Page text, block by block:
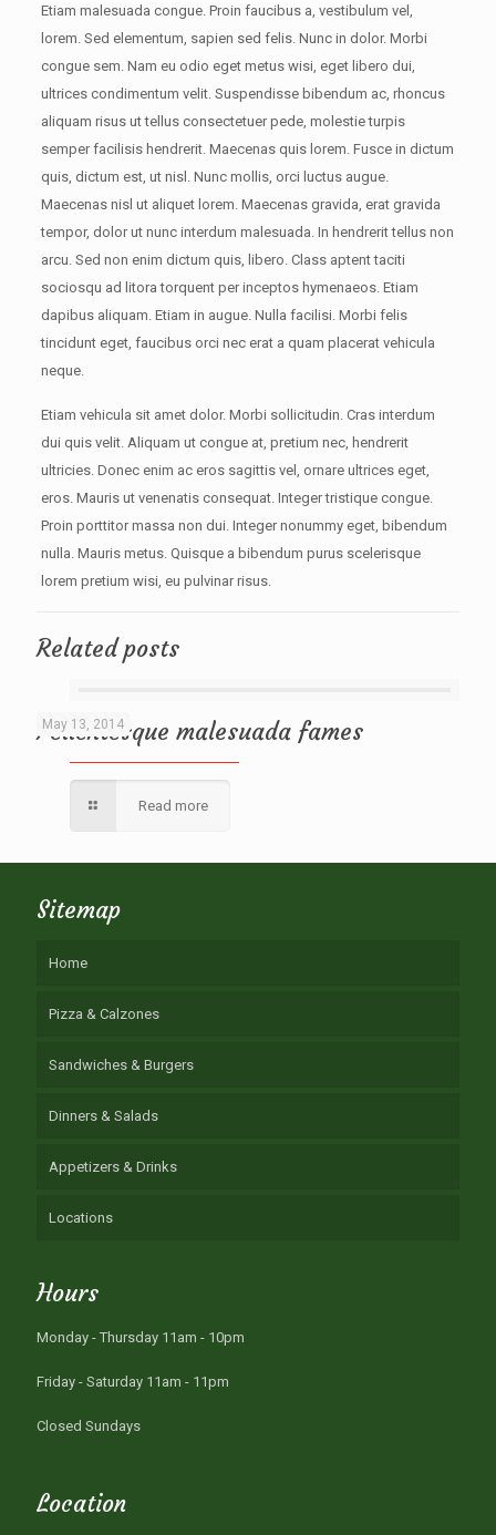
Etiam malesuada congue. Proin faucibus a, vestibulum vel,
lorem. Sed elementum, sapien sed felis. Nunc in dolor. Morbi
congue sem. Nam eu odio eget metus wisi, eget libero dui,
ultrices condimentum velit. Suspendisse bibendum ac, rhoncus
aliquam risus ut tellus consectetuer pede, molestie turpis
semper facilisis hendrerit. Maecenas quis lorem. Fusce in dictum
quis, dictum est, ut nisl. Nunc mollis, orci luctus augue.
Maecenas nisl ut aliquet lorem. Maecenas gravida, erat gravida
tempor, dolor ut nunc interdum malesuada. In hendrerit tellus non
arcu. Sed non enim dictum quis, libero. Class aptent taciti
sociosqu ad litora torquent per inceptos hymenaeos. Etiam
dapibus aliquam. Etiam in augue. Nulla facilisi. Morbi felis
tincidunt eget, faucibus orci nec erat a quam placerat vehicula
neque.
Etiam vehicula sit amet dolor. Morbi sollicitudin. Cras interdum
dui quis velit. Aliquam ut congue at, pretium nec, hendrerit
ultricies. Donec enim ac eros sagittis vel, ornare ultrices eget,
eros. Mauris ut venenatis consequat. Integer tristique congue.
Proin porttitor massa non dui. Integer nonummy eget, bibendum
nulla. Mauris metus. Quisque a bibendum purus scelerisque
lorem pretium wisi, eu pulvinar risus.
Related posts
May 13, 2014
Pellentesque malesuada fames
Read more
Sitemap
Home
Pizza & Calzones
Sandwiches & Burgers
Dinners & Salads
Appetizers & Drinks
Locations
Hours
Monday - Thursday 11am - 10pm
Friday - Saturday 11am - 11pm
Closed Sundays
Location